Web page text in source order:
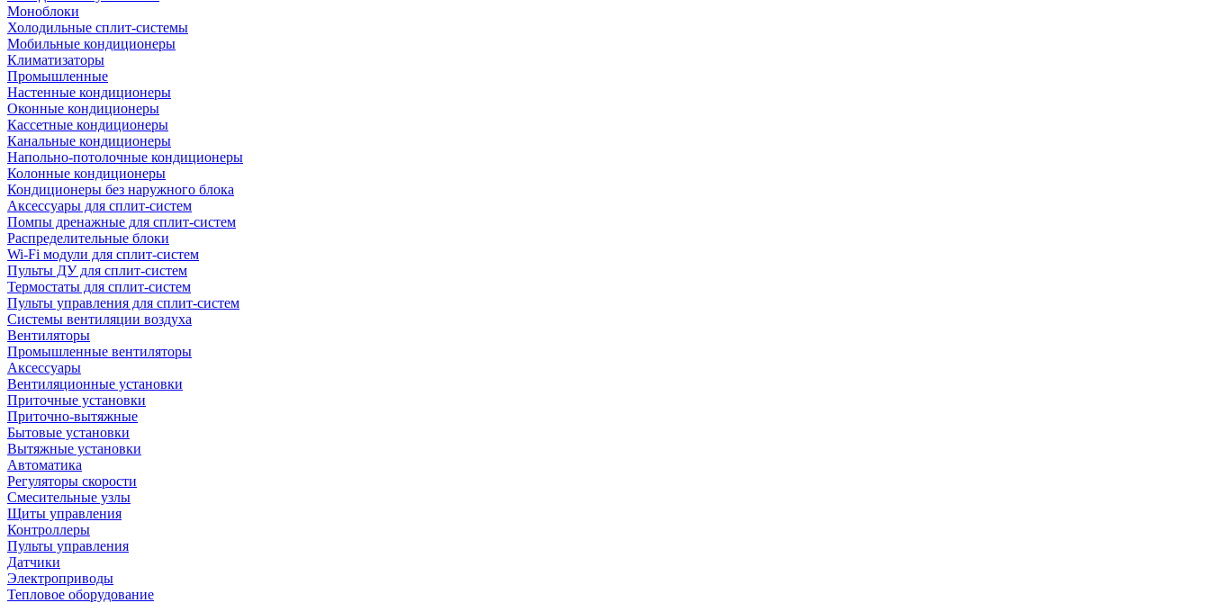
Моноблоки
Холодильные сплит-системы
Мобильные кондиционеры
Климатизаторы
Промышленные
Настенные кондиционеры
Оконные кондиционеры
Кассетные кондиционеры
Канальные кондиционеры
Напольно-потолочные кондиционеры
Колонные кондиционеры
Кондиционеры без наружного блока
Аксессуары для сплит-систем
Помпы дренажные для сплит-систем
Распределительные блоки
Wi-Fi модули для сплит-систем
Пульты ДУ для сплит-систем
Термостаты для сплит-систем
Пульты управления для сплит-систем
Системы вентиляции воздуха
Вентиляторы
Промышленные вентиляторы
Аксессуары
Вентиляционные установки
Приточные установки
Приточно-вытяжные
Бытовые установки
Вытяжные установки
Автоматика
Регуляторы скорости
Смесительные узлы
Щиты управления
Контроллеры
Пульты управления
Датчики
Электроприводы
Тепловое оборудование